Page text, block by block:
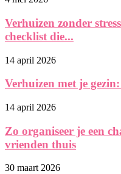
Verhuizen zonder
checklist die...
14 april 2026
Verhuizen met je
14 april 2026
Zo organiseer je een
vrienden thuis
30 maart 2026